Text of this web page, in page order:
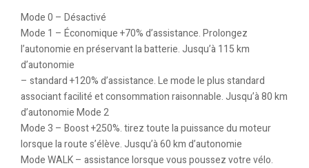
Mode 0 – Désactivé
Mode 1 – Économique +70% d’assistance. Prolongez
l’autonomie en préservant la batterie. Jusqu’à 115 km
d’autonomie
– standard +120% d’assistance. Le mode le plus standard
associant facilité et consommation raisonnable. Jusqu’à 80 km
d’autonomie Mode 2
Mode 3 – Boost +250%. tirez toute la puissance du moteur
lorsque la route s’élève. Jusqu’à 60 km d’autonomie
Mode WALK – assistance lorsque vous poussez votre vélo.